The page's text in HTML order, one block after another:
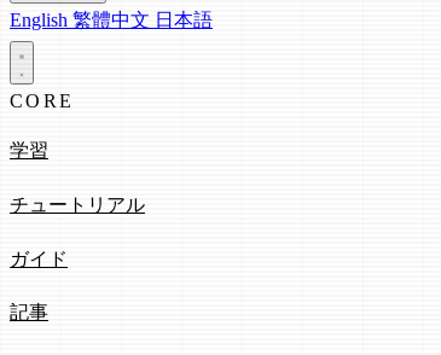
English 繁體中文 日本語
CORE
学習
チュートリアル
ガイド
記事